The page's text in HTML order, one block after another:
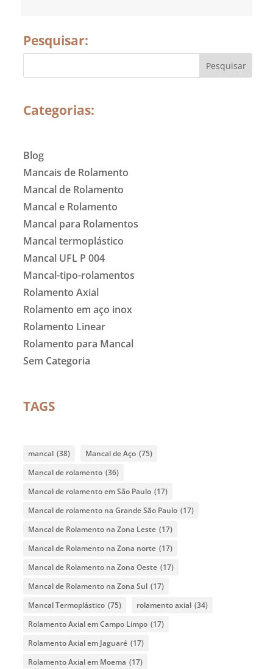
Pesquisar:
Categorias:
Blog
Mancais de Rolamento
Mancal de Rolamento
Mancal e Rolamento
Mancal para Rolamentos
Mancal termoplástico
Mancal UFL P 004
Mancal-tipo-rolamentos
Rolamento Axial
Rolamento em aço inox
Rolamento Linear
Rolamento para Mancal
Sem Categoria
TAGS
mancal (38) Mancal de Aço (75)
Mancal de rolamento (36)
Mancal de rolamento em São Paulo (17)
Mancal de rolamento na Grande São Paulo (17)
Mancal de Rolamento na Zona Leste (17)
Mancal de Rolamento na Zona norte (17)
Mancal de Rolamento na Zona Oeste (17)
Mancal de Rolamento na Zona Sul (17)
Mancal Termoplástico (75) rolamento axial (34)
Rolamento Axial em Campo Limpo (17)
Rolamento Axial em Jaguaré (17)
Rolamento Axial em Moema (17)